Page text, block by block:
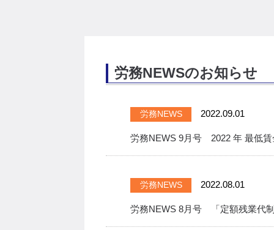
労務NEWSのお知らせ
労務NEWS 2022.09.01
労務NEWS 9月号 2022 年 最低賃
労務NEWS 2022.08.01
労務NEWS 8月号 「定額残業代